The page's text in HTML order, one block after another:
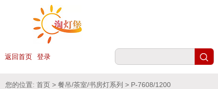
返回首页 登录
您的位置:首页 >餐吊/茶室/书房灯系列 > P-7608/1200